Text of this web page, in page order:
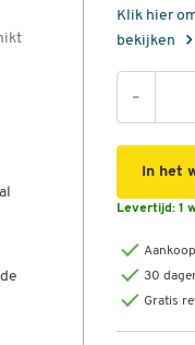
Klik hier
bekijken
-
In het
Levertijd: 1
30
Gratis